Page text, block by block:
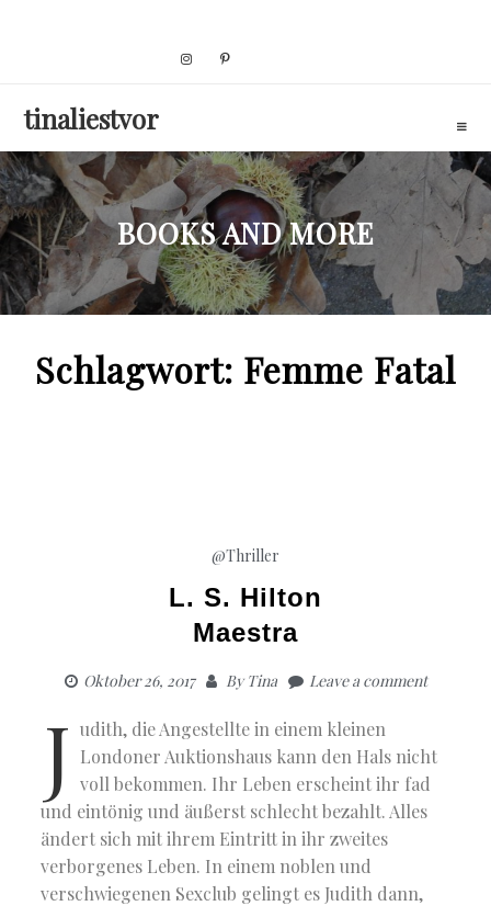
tinaliestvor
BOOKS AND MORE
Schlagwort: Femme Fatal
@Thriller
L. S. Hilton
Maestra
Oktober 26, 2017 ByTina Leave a comment
J udith, die Angestellte in einem kleinen
Londoner Auktionshaus kann den Hals nicht
voll bekommen. Ihr Leben erscheint ihr fad
und eintönig und äußerst schlecht bezahlt. Alles
ändert sich mit ihrem Eintritt in ihr zweites
verborgenes Leben. In einem noblen und
verschwiegenen Sexclub gelingt es Judith dann,